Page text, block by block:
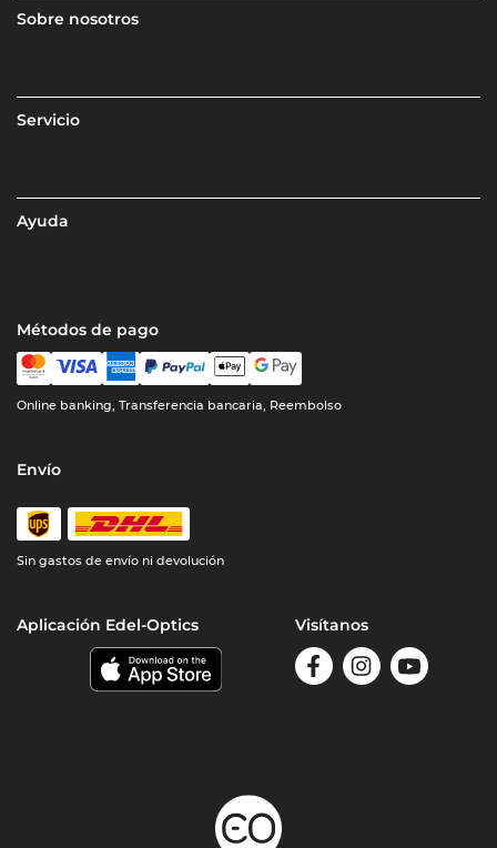
Sobre nosotros
Servicio
Ayuda
Métodos de pago
Online banking, Transferencia bancaria, Reembolso
Envío
Sin gastos de envío ni devolución
Aplicación Edel-Optics Visítanos